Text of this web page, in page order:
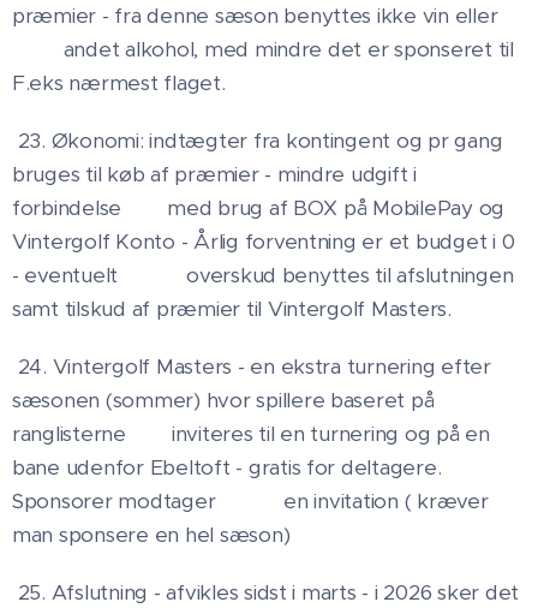
præmier - fra denne sæson benyttes ikke vin eller
andet alkohol, med mindre det er sponseret til
F.eks nærmest flaget.
23. Økonomi: indtægter fra kontingent og pr gang
bruges til køb af præmier - mindre udgift i
forbindelse med brug af BOX på MobilePay og
Vintergolf Konto - Årlig forventning er et budget i 0
- eventuelt overskud benyttes til afslutningen
samt tilskud af præmier til Vintergolf Masters.
24. Vintergolf Masters - en ekstra turnering efter
sæsonen (sommer) hvor spillere baseret på
ranglisterne inviteres til en turnering og på en
bane udenfor Ebeltoft - gratis for deltagere.
Sponsorer modtager en invitation ( kræver
man sponsere en hel sæson)
25. Afslutning - afvikles sidst i marts - i 2026 sker det